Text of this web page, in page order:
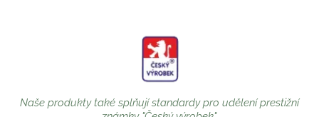
Naše produkty také splňují standardy pro udělení prestižní